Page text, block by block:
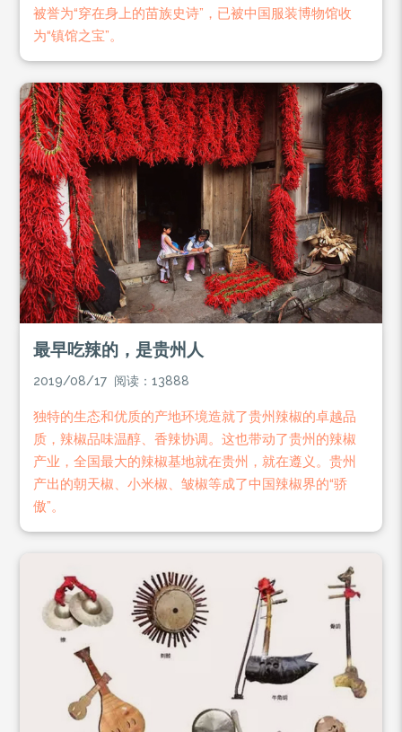
被誉为“穿在身上的苗族史诗”，已被中国服装博物馆收
为“镇馆之宝”。
最早吃辣的，是贵州人
2019/08/17 阅读：13888
独特的生态和优质的产地环境造就了贵州辣椒的卓越品
质，辣椒品味温醇、香辣协调。这也带动了贵州的辣椒
产业，全国最大的辣椒基地就在贵州，就在遵义。贵州
产出的朝天椒、小米椒、皱椒等成了中国辣椒界的“骄
傲”。